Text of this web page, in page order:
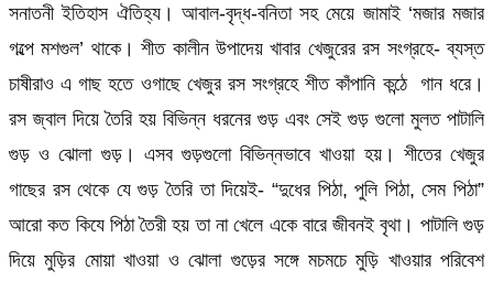
সনাতনী ইতিহাস ঐতিহ্য। আবাল-বৃদ্ধ-বনিতা সহ মেয়ে জামাই ‘মজার মজার
গল্পে মশগুল’ থাকে। শীত কালীন উপাদেয় খাবার খেজুরের রস সংগ্রহে- ব্যস্ত
চাষীরাও এ গাছ হতে ওগাছে খেজুর রস সংগ্রহে শীত কাঁপানি কন্ঠে গান ধরে।
রস জ্বাল দিয়ে তৈরি হয় বিভিন্ন ধরনের গুড় এবং সেই গুড় গুলো মুলত পাটালি
গুড় ও ঝোলা গুড়। এসব গুড়গুলো বিভিন্নভাবে খাওয়া হয়। শীতের খেজুর
গাছের রস থেকে যে গুড় তৈরি তা দিয়েই- “দুধের পিঠা, পুলি পিঠা, সেম পিঠা”
আরো কত কিযে পিঠা তৈরী হয় তা না খেলে একে বারে জীবনই বৃথা। পাটালি গুড়
দিয়ে মুড়ির মোয়া খাওয়া ও ঝোলা গুড়ের সঙ্গে মচমচে মুড়ি খাওয়ার পরিবেশ